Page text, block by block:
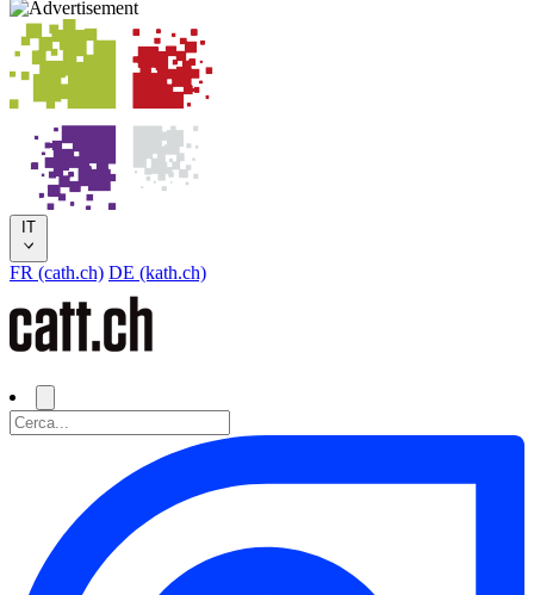
IT
FR (cath.ch) DE (kath.ch)